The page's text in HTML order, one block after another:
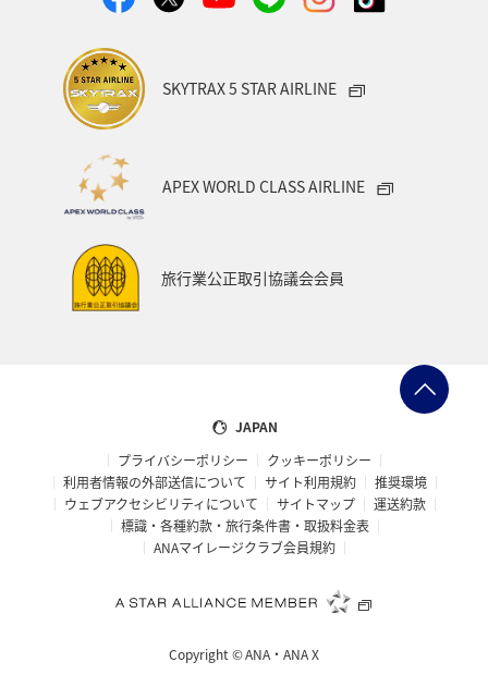
和歌山県 静岡県 ホテル
マダイ クロダイ
SKYTRAX 5 STAR AIRLINE
APEX WORLD CLASS AIRLINE
旅行業公正取引協議会会員
JAPAN
プライバシーポリシー
クッキーポリシー
利用者情報の外部送信について
サイト利用規約
推奨環境
ウェブアクセシビリティについて
サイトマップ
運送約款
標識・各種約款・旅行条件書・取扱料金表
ANAマイレージクラブ会員規約
Copyright ©ANA・ANA X